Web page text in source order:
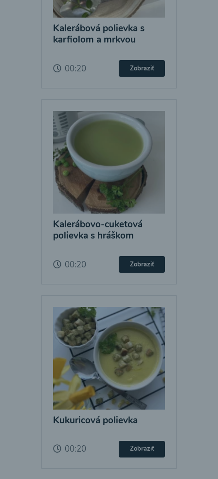
Kalerábová polievka s
karfiolom a mrkvou
00:20 Zobraziť
Kalerábovo-cuketová
polievka s hráškom
00:20 Zobraziť
Kukuricová polievka
00:20 Zobraziť